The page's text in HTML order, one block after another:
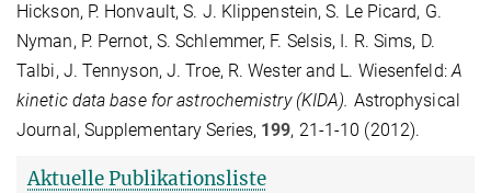
Hickson, P. Honvault, S. J. Klippenstein, S. Le Picard, G.
Nyman, P. Pernot, S. Schlemmer, F. Selsis, I. R. Sims, D.
Talbi, J. Tennyson, J. Troe, R. Wester and L. Wiesenfeld:A
kinetic data base for astrochemistry (KIDA). Astrophysical
Journal, Supplementary Series, 199, 21-1-10 (2012).
Aktuelle Publikationsliste